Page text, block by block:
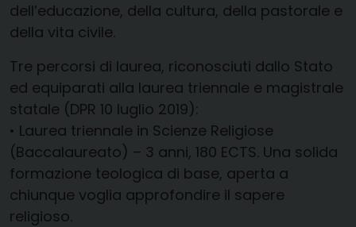
dell’educazione, della cultura, della pastorale e
della vita civile.
Tre percorsi di laurea, riconosciuti dallo Stato
ed equiparati alla laurea triennale e magistrale
statale (DPR 10 luglio 2019):
• Laurea triennale in Scienze Religiose
(Baccalaureato) – 3 anni, 180 ECTS. Una solida
formazione teologica di base, aperta a
chiunque voglia approfondire il sapere
religioso.